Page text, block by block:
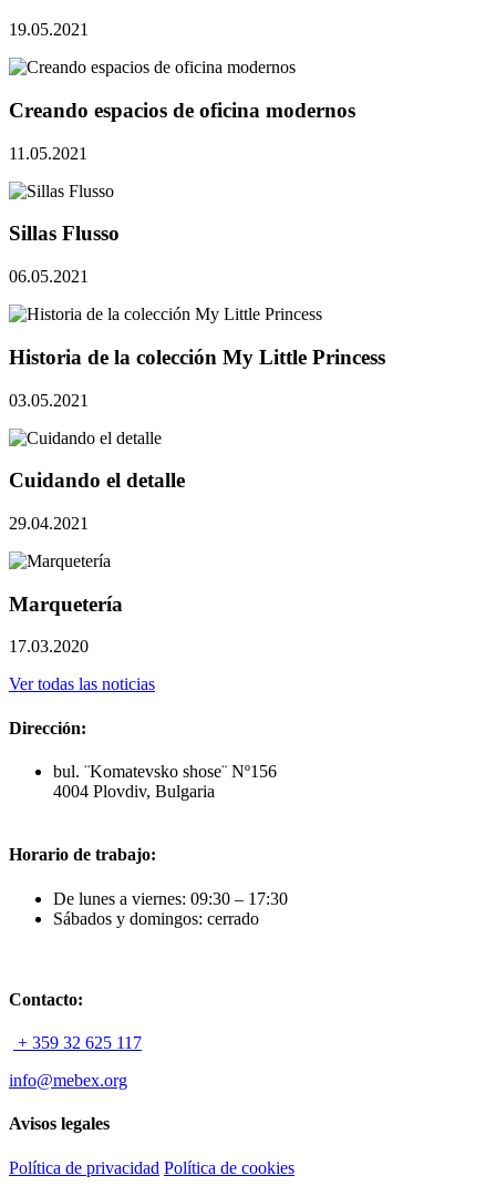
19.05.2021
Creando espacios de oficina modernos
11.05.2021
Sillas Flusso
06.05.2021
Historia de la colección My Little Princess
03.05.2021
Cuidando el detalle
29.04.2021
Marquetería
17.03.2020
Ver todas las noticias
Dirección:
bul. ¨Komatevsko shose¨ Nº156
4004 Plovdiv, Bulgaria
Horario de trabajo:
De lunes a viernes: 09:30 – 17:30
Sábados y domingos: cerrado
Contacto:
+ 359 32 625 117
info@mebex.org
Avisos legales
Política de privacidad Política de cookies